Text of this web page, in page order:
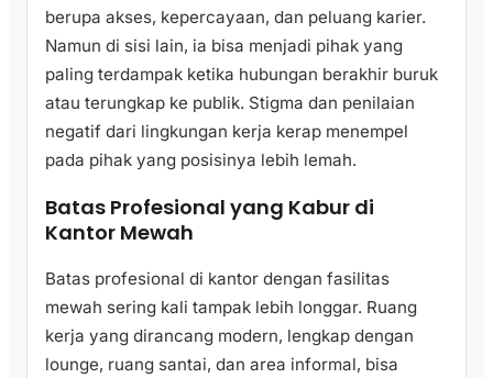
berupa akses, kepercayaan, dan peluang karier.
Namun di sisi lain, ia bisa menjadi pihak yang
paling terdampak ketika hubungan berakhir buruk
atau terungkap ke publik. Stigma dan penilaian
negatif dari lingkungan kerja kerap menempel
pada pihak yang posisinya lebih lemah.
Batas Profesional yang Kabur di
Kantor Mewah
Batas profesional di kantor dengan fasilitas
mewah sering kali tampak lebih longgar. Ruang
kerja yang dirancang modern, lengkap dengan
lounge, ruang santai, dan area informal, bisa